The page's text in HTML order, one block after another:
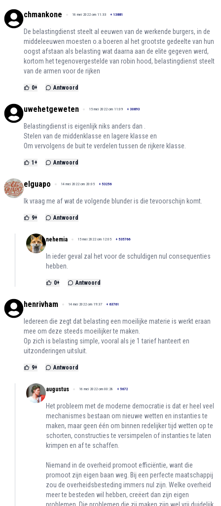
chmankone 16 mei 2022 om 11:33 + 13881
De belastingdienst steelt al eeuwen van de werkende burgers, in de
middeleeuwen moesten o.a boeren al het grootste gedeelte van hun
oogst afstaan als belasting wat daarna aan de elite gegeven werd,
kortom het tegenovergestelde van robin hood, belastingdienst steelt
van de armen voor de rijken
0+ Antwoord
uwehetgeweten 15 mei 2022 om 11:09 + 30893
Belastingdienst is eigenlijk niks anders dan .
Stelen van de middenklasse en lagere klasse en
Om vervolgens de buit te verdelen tussen de rijkere klasse.
1 + Antwoord
elguapo 14 mei 2022 om 20:05 + 53256
Ik vraag me af wat de volgende blunder is die tevoorschijn komt.
9+ Antwoord
nehemia 15 mei 2022 om 12:05 + 535766
In ieder geval zal het voor de schuldigen nul consequenties
hebben.
0+ Antwoord
henrivham 14 mei 2022 om 19:37 + 63761
Iedereen die zegt dat belasting een moeilijke materie is werkt eraan
mee om deze steeds moeilijker te maken.
Op zich is belasting simple, vooral als je 1 tarief hanteert en
uitzonderingen uitsluit.
9+ Antwoord
augustus 16 mei 2022 om 00:28 + 5672
Het probleem met de moderne democratie is dat er heel veel
mechanismes bestaan om nieuwe wetten en instanties te
maken, maar geen één om binnen redelijker tijd wetten op te
schorten, constructies te versimpelen of instanties te laten
krimpen en af te schaffen.
Niemand in de overheid promoot efficiëntie, want die
promoot zijn eigen baan weg. Bij een perfecte maatschappij
zou de overheidsbesteding immers nul zijn. Welke overheid
meer te besteden wil hebben, creëert dan zijn eigen